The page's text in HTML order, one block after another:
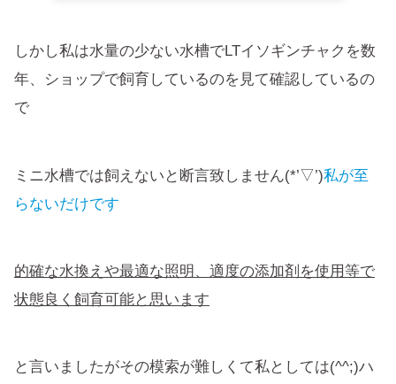
しかし私は水量の少ない水槽でLTイソギンチャクを数
年、ショップで飼育しているのを見て確認しているの
で
ミニ水槽では飼えないと断言致しません(*’▽’)私が至
らないだけです
的確な水換えや最適な照明、適度の添加剤を使用等で
状態良く飼育可能と思います
と言いましたがその模索が難しくて私としては(^^;)ハ